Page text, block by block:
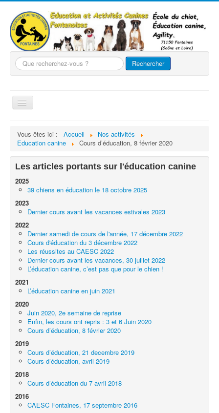
Que
recherchez-
vous
Rechercher
Basculer
la
Le club
Agility
Evènements
Exercices à la maison
Liens
Vous êtes ici : Accueil
Nos activités
Education canine
Cours d’éducation, 8 février 2020
Les articles portants sur l'éducation canine
2025
39 chiens en éducation le 18 octobre 2025
2023
Dernier cours avant les vacances estivales 2023
2022
Dernier samedi de cours de l'année, 17 décembre 2022
Cours d'éducation du 3 décembre 2022
Les réussites au CAESC 2022
Dernier cours avant les vacances, 30 juillet 2022
L’éducation canine, c’est pas que pour le chien !
2021
L’éducation canine en juin 2021
2020
Juin 2020, 2e semaine de reprise
Enfin, les cours ont repris : 3 et 6 Juin 2020
Cours d’éducation, 8 février 2020
2019
Cours d’éducation, 21 decembre 2019
Cours d’éducation, avril 2019
2018
Cours d’éducation du 7 avril 2018
2016
CAESC Fontaines, 17 septembre 2016